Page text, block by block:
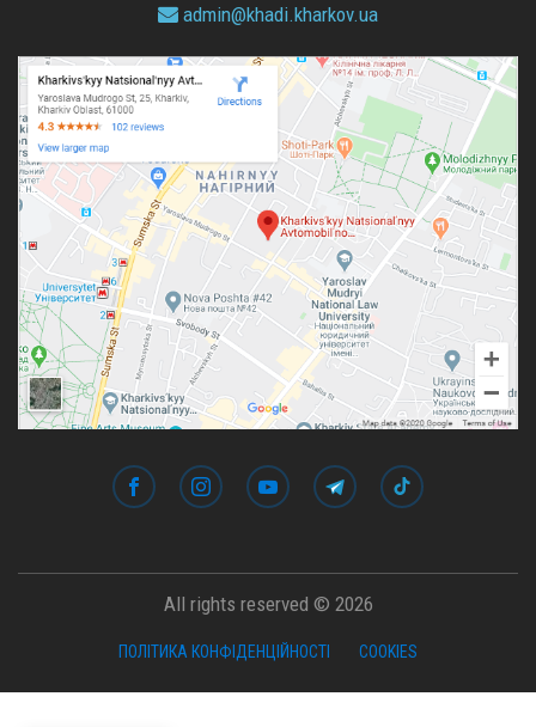
admin@khadi.kharkov.ua
All rights reserved © 2026
ПОЛІТИКА КОНФІДЕНЦІЙНОСТІ COOKIES